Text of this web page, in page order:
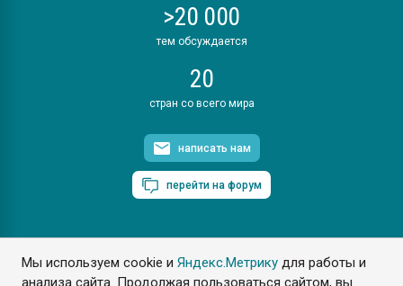
Мы используем cookie иЯндекс.Метрику для работы и
анализа сайта. Продолжая пользоваться сайтом, вы
>20 000
тем обсуждается
20
стран со всего мира
написать нам
перейти на форум
ПластЭксперт © 2006. Все права защищены
Разрешается копирование материалов сайта с обязательной